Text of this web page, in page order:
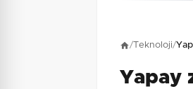
/ Teknoloji/
Yapay